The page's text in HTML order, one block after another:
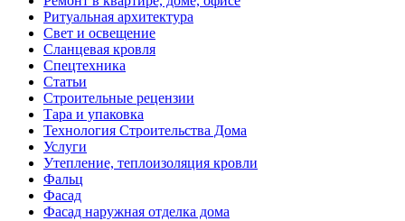
Ритуальная архитектура
Свет и освещение
Сланцевая кровля
Спецтехника
Статьи
Строительные рецензии
Тара и упаковка
Технология Строительства Дома
Услуги
Утепление, теплоизоляция кровли
Фальц
Фасад
Фасад наружная отделка дома